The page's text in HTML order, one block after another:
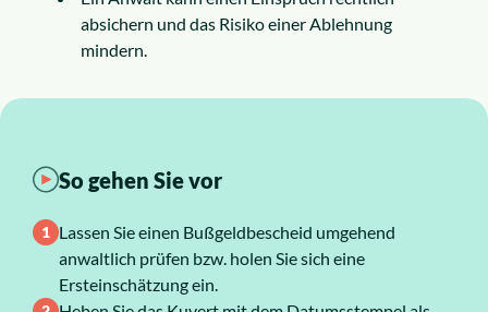
Kosten
Ratgeber
News
Über uns
absichern und das Risiko einer Ablehnung
mindern.
So gehen Sie vor
Lassen Sie einen Bußgeldbescheid umgehend
anwaltlich prüfen bzw. holen Sie sich eine
Ersteinschätzung ein.